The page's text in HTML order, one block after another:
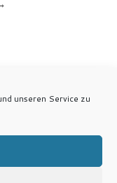
unseren Service zu